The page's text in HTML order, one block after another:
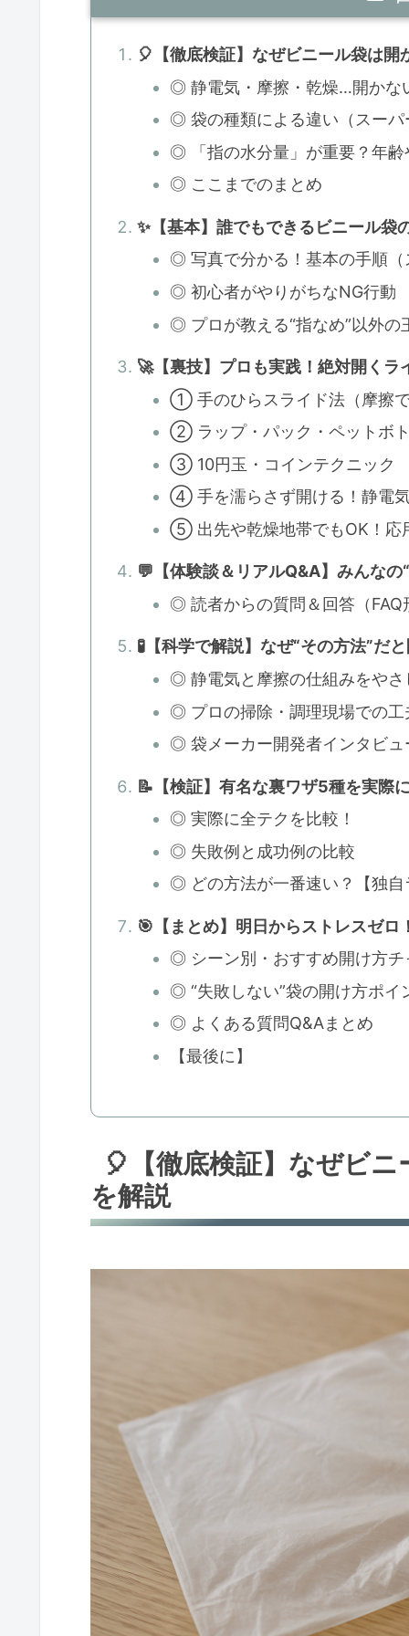
🎈【徹底検証】なぜビニール袋は開
◎ 静電気・摩擦・乾燥…開かな
◎ 袋の種類による違い（スー
◎ 「指の水分量」が重要？年齢
◎ ここまでのまとめ
✨【基本】誰でもできるビニール袋
◎ 写真で分かる！基本の手順（
◎ 初心者がやりがちなNG行動
◎ プロが教える“指なめ”以外の
🚀【裏技】プロも実践！絶対開くラ
① 手のひらスライド法（摩擦
② ラップ・パック・ペットボ
③ 10円玉・コインテクニック
④ 手を濡らさず開ける！静電
⑤ 出先や乾燥地帯でもOK！応
💬【体験談＆リアルQ&A】みんなの
◎ 読者からの質問＆回答（FAQ
🧪【科学で解説】なぜ“その方法”だ
◎ 静電気と摩擦の仕組みをやさ
◎ プロの掃除・調理現場での工
◎ 袋メーカー開発者インタビュ
📝【検証】有名な裏ワザ5種を実際
◎ 実際に全テクを比較！
◎ 失敗例と成功例の比較
◎ どの方法が一番速い？【独自
🎯【まとめ】明日からストレスゼロ
◎ シーン別・おすすめ開け方チ
◎ “失敗しない”袋の開け方ポイ
◎ よくある質問Q&Aまとめ
【最後に】
🎈【徹底検証】なぜビ
を解説